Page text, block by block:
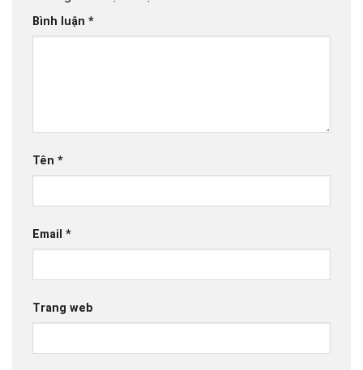
Bình luận *
Tên *
Email *
Trang web